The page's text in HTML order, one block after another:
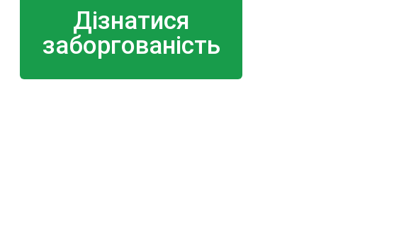
Дізнатися
заборгованість